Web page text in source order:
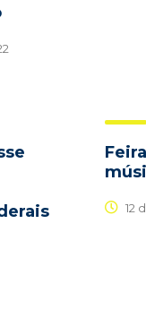
12